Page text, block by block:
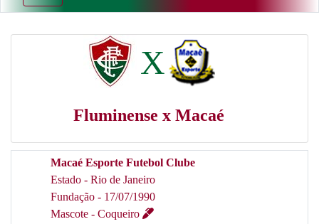
X
Fluminense x Macaé
Macaé Esporte Futebol Clube
Estado - Rio de Janeiro
Fundação - 17/07/1990
Mascote - Coqueiro